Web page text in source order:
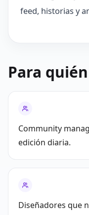
feed, historias y
Para
Community
edición diaria.
Diseñadores que